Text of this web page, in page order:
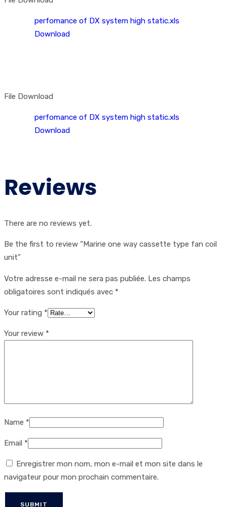
perfomance of DX system high static.xls
Download
File Download
perfomance of DX system high static.xls
Download
Reviews
There are no reviews yet.
Be the first to review “Marine one way cassette type fan coil
unit”
Votre adresse e-mail ne sera pas publiée. Les champs
obligatoires sont indiqués avec *
Your rating *
Your review *
Name *
Email *
Enregistrer mon nom, mon e-mail et mon site dans le
navigateur pour mon prochain commentaire.